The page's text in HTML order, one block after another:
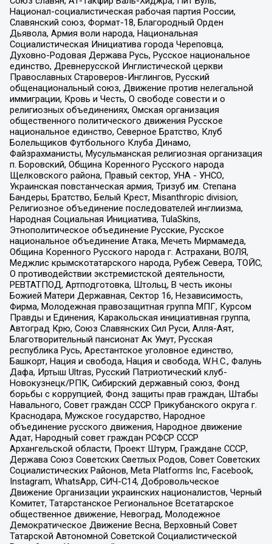
Национал-социалистическая рабочая партия России,
Славянский союз, Формат-18, Благородный Орден
Дьявола, Армия воли народа, Национальная
Социалистическая Инициатива города Череповца,
Духовно-Родовая Держава Русь, Русское национальное
единство, Древнерусской Инглистической церкви
Православных Староверов-Инглингов, Русский
общенациональный союз, Движение против нелегальной
иммиграции, Кровь и Честь, О свободе совести и о
религиозных объединениях, Омская организация
общественного политического движения Русское
национальное единство, Северное Братство, Клуб
Болельщиков Футбольного Клуба Динамо,
Файзрахманисты, Мусульманская религиозная организация
п. Боровский, Община Коренного Русского народа
Щелковского района, Правый сектор, УНА - УНСО,
Украинская повстанческая армия, Тризуб им. Степана
Бандеры, Братство, Белый Крест, Misanthropic division,
Религиозное объединение последователей инглиизма,
Народная Социальная Инициатива, TulaSkins,
Этнополитическое объединение Русские, Русское
национальное объединение Атака, Мечеть Мирмамеда,
Община Коренного Русского народа г. Астрахани, ВОЛЯ,
Меджлис крымскотатарского народа, Рубеж Севера, ТОЙС,
О противодействии экстремистской деятельности,
РЕВТАТПОД, Артподготовка, Штольц, В честь иконы
Божией Матери Державная, Сектор 16, Независимость,
Фирма, Молодежная правозащитная группа МПГ, Курсом
Правды и Единения, Каракольская инициативная группа,
Автоград Крю, Союз Славянских Сил Руси, Алля-Аят,
Благотворительный пансионат Ак Умут, Русская
республика Русь, Арестантское уголовное единство,
Башкорт, Нация и свобода, Нация и свобода, W.H.С., Фалунь
Дафа, Иртыш Ultras, Русский Патриотический клуб-
Новокузнецк/РПК, Сибирский державный союз, Фонд
борьбы с коррупцией, Фонд защиты прав граждан, Штабы
Навального, Совет граждан СССР Прикубанского округа г.
Краснодара, Мужское государство, Народное
объединение русского движения, Народное движение
Адат, Народный совет граждан РСФСР СССР
Архангельской области, Проект Штурм, Граждане СССР,
Держава Союз Советских Светлых Родов, Совет Советских
Социалистических Районов, Meta Platforms Inc, Facebook,
Instagram, WhatsApp, СИЧ-С14, Добровольческое
Движение Организации украинских националистов, Черный
Комитет, Татарстанское Региональное Всетатарское
общественное движение, Невоград, Молодежное
Демократическое Движение Весна, Верховный Совет
Татарской Автономной Советской Социалистической